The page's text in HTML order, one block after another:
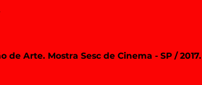
de Arte. Mostra Sesc de Cinema - SP / 2017.